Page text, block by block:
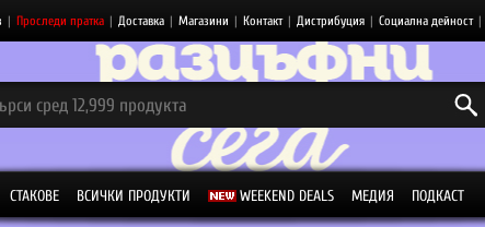
| Проследи пратка | Доставка | Магазини | Контакт | Дистрибуция | Социална дейност |
СТАКОВЕ ВСИЧКИ ПРОДУКТИ WEEKEND DEALS МЕДИЯ ПОДКАСТ